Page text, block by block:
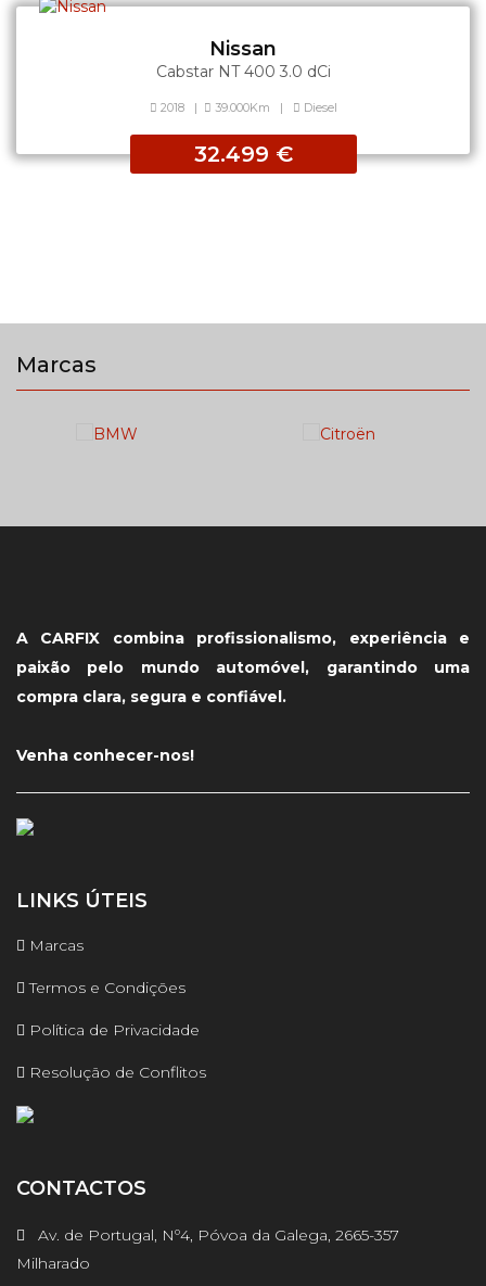
Nissan
Cabstar NT 400 3.0 dCi
2018 | 39.000Km | Diesel
32.499 €
Marcas
A CARFIX combina profissionalismo, experiência e
paixão pelo mundo automóvel, garantindo uma
compra clara, segura e confiável.
Venha conhecer-nos!
LINKS ÚTEIS
Marcas
Termos e Condições
Política de Privacidade
Resolução de Conflitos
CONTACTOS
Av. de Portugal, Nº4, Póvoa da Galega, 2665-357
Milharado